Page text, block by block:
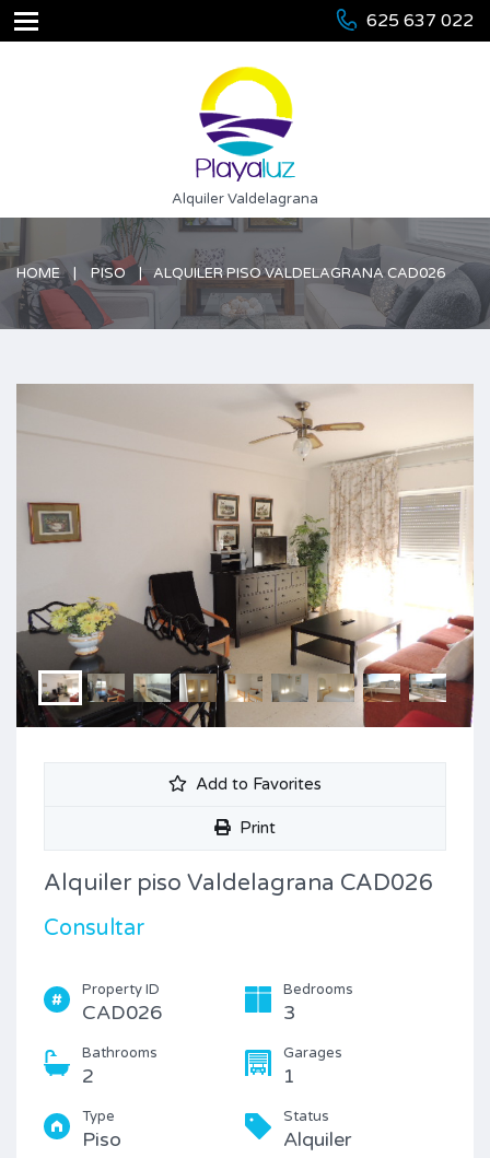
625 637 022
Alquiler Valdelagrana
HOME PISO ALQUILER PISO VALDELAGRANA CAD026
Add to Favorites
Print
Alquiler piso Valdelagrana CAD026
Consultar
Property ID
CAD026
Bedrooms
3
Bathrooms
2
Garages
1
Type
Piso
Status
Alquiler